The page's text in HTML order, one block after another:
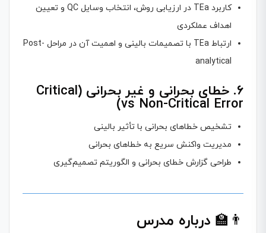
کاربرد TEa در ارزیابی روش، انتخاب وسایل QC و تعیین
اهداف عملکردی
ارتباط TEa با تصمیمات بالینی و اهمیت آن در مراحل Post-
analytical
۶. خطای بحرانی و غیر بحرانی (Critical
vs Non-Critical Error)
تشخیص خطاهای بحرانی با تأثیر بالینی
مدیریت واکنش سریع به خطاهای بحرانی
طراحی گزارش خطای بحرانی و الگوریتم تصمیم‌گیری
👨‍🏫 درباره مدرس